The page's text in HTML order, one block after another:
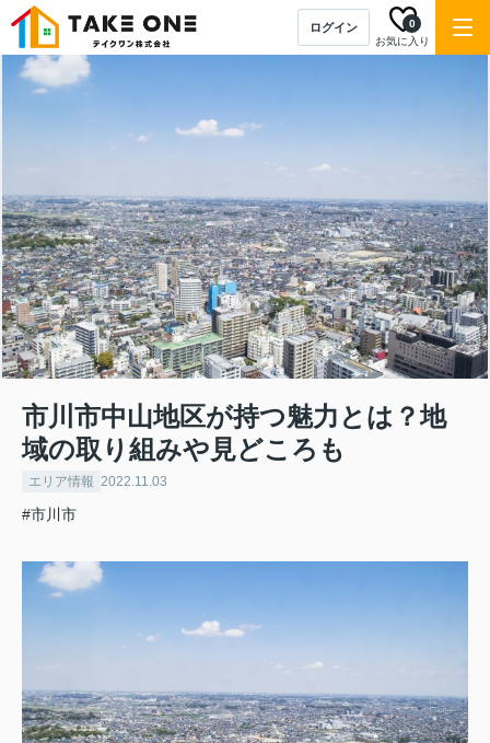
ログイン
お気に入り
0
市川市中山地区が持つ魅力とは？地
域の取り組みや見どころも
エリア情報 2022.11.03
#市川市